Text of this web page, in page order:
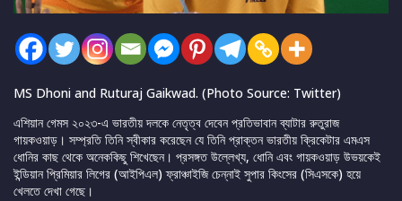
MS Dhoni and Ruturaj Gaikwad. (Photo Source: Twitter)
এশিয়ান গেমস ২০২৩-এ ভারতীয় দলকে নেতৃত্ব দেবেন প্রতিভাবান ব্যাটার রুতুরাজ
গায়কওয়াড়। সম্প্রতি তিনি স্বীকার করেছেন যে তিনি প্রাক্তন ভারতীয় ক্রিকেটার এমএস
ধোনির কাছ থেকে অনেককিছু শিখেছেন। প্রসঙ্গত উল্লেখ্য, ধোনি এবং গায়কওয়াড় উভয়কেই
ইন্ডিয়ান প্রিমিয়ার লিগের (আইপিএল) ফ্রাঞ্চাইজি চেন্নাই সুপার কিংসের (সিএসকে) হয়ে
খেলতে দেখা গেছে।